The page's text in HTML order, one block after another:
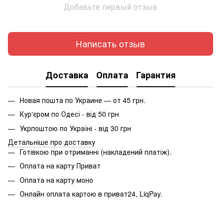
Добавьте первый отзыв
Написать отзыв
Доставка Оплата Гарантия
Новая пошта по Украине — от 45 грн.
Кур'єром по Одесі - від 50 грн
Укрпоштою по Україні - від 30 грн
Детальніше про доставку
Готівкою при отриманні (накладений платіж).
Оплата на карту Приват
Оплата на карту моно
Онлайн оплата картою в приват24, LiqPay.